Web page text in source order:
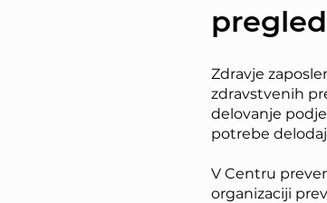
Zdravje
zdravstvenih
delovanje
potrebe
V Centru
organizaciji